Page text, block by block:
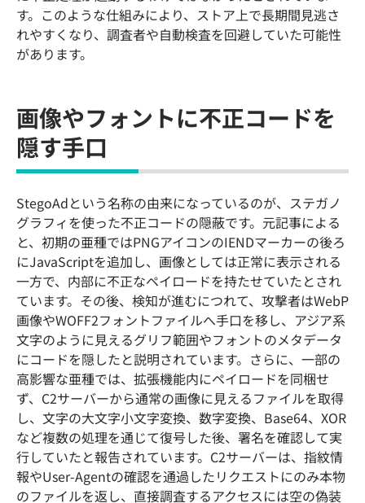
す。このような仕組みにより、ストア上で長期間見逃さ
れやすくなり、調査者や自動検査を回避していた可能性
があります。
画像やフォントに不正コードを
隠す手口
StegoAdという名称の由来になっているのが、ステガノ
グラフィを使った不正コードの隠蔽です。元記事による
と、初期の亜種ではPNGアイコンのIENDマーカーの後ろ
にJavaScriptを追加し、画像としては正常に表示される
一方で、内部に不正なペイロードを持たせていたとされ
ています。その後、検知が進むにつれて、攻撃者はWebP
画像やWOFF2フォントファイルへ手口を移し、アジア系
文字のように見えるグリフ範囲やフォントのメタデータ
にコードを隠したと説明されています。さらに、一部の
高影響な亜種では、拡張機能内にペイロードを同梱せ
ず、C2サーバーから通常の画像に見えるファイルを取得
し、文字の大文字小文字変換、数字変換、Base64、XOR
など複数の処理を通じて復号した後、署名を確認して実
行していたと報告されています。C2サーバーは、指紋情
報やUser-Agentの確認を通過したリクエストにのみ本物
のファイルを返し、直接調査するアクセスには空の偽装